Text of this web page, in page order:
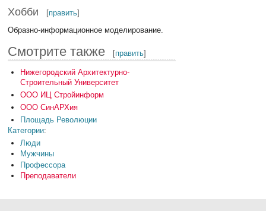
Хобби [править]
Образно-информационное моделирование.
Смотрите также [править]
Нижегородский Архитектурно-
Строительный Университет
ООО ИЦ Стройинформ
ООО СинАРХия
Площадь Революции
Категории:
Люди
Мужчины
Профессора
Преподаватели